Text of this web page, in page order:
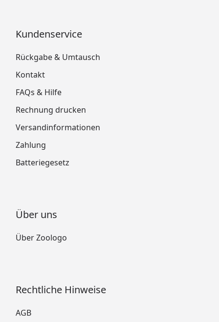
Kundenservice
Rückgabe & Umtausch
Kontakt
FAQs & Hilfe
Rechnung drucken
Versandinformationen
Zahlung
Batteriegesetz
Über uns
Über Zoologo
Rechtliche Hinweise
AGB